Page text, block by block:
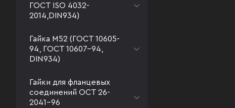
ГОСТ ISO 4032-
2014,DIN934)
Гайка М52 (ГОСТ 10605-
94, ГОСТ 10607-94,
DIN934)
Гайки для фланцевых
соединений ОСТ 26-
2041-96